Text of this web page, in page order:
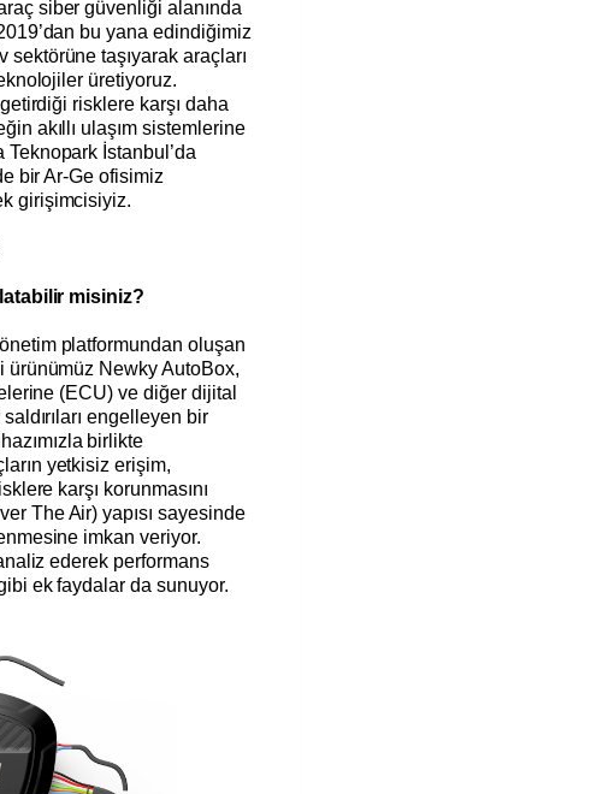
siber güvenliği alanında
bu yana edindiğimiz
taşıyarak araçları
üretiyoruz.
risklere karşı daha
akıllı ulaşım sistemlerine
Teknopark İstanbul’da
bir Ar-Ge ofisimiz
girişimcisiyiz.
misiniz?
platformundan oluşan
ürünümüz Newky AutoBox,
(ECU) ve diğer dijital
engelleyen bir
birlikte
yetkisiz erişim,
karşı korunmasını
The Air) yapısı sayesinde
imkan veriyor.
ederek performans
ek faydalar da sunuyor.